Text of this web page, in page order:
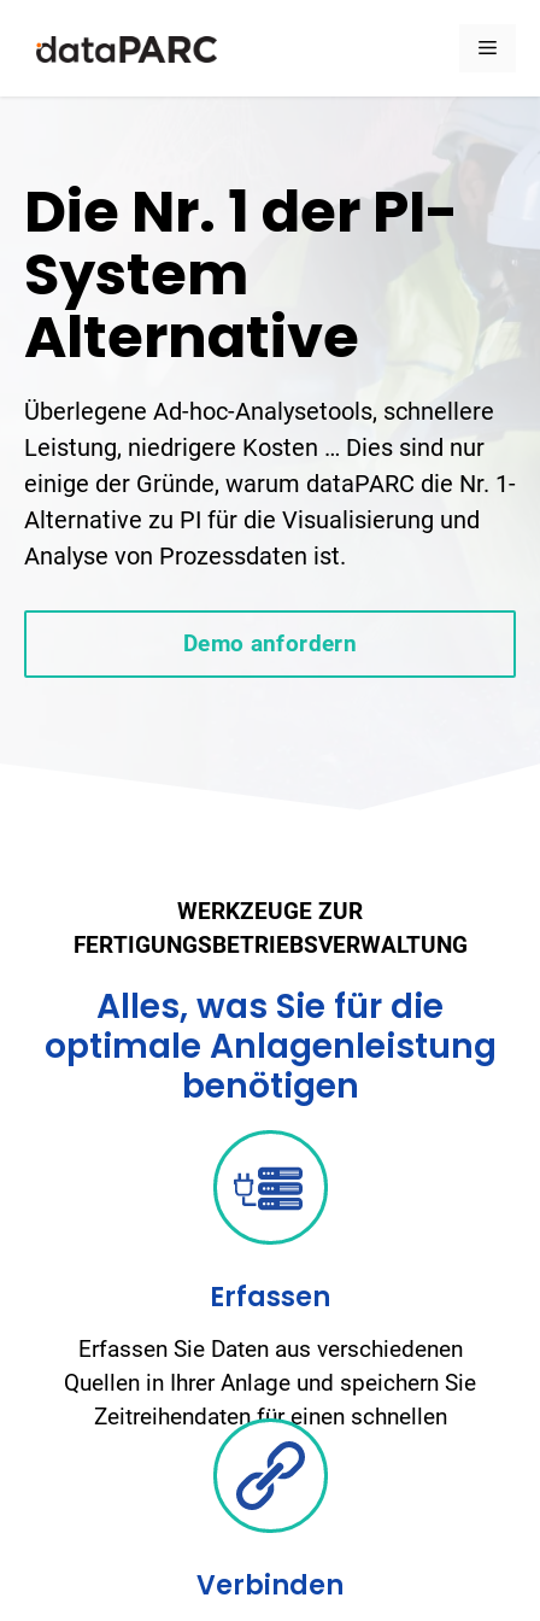
Die Nr. 1 der PI-
System
Alternative
Überlegene Ad-hoc-Analysetools, schnellere
Leistung, niedrigere Kosten … Dies sind nur
einige der Gründe, warum dataPARC die Nr. 1-
Alternative zu PI für die Visualisierung und
Analyse von Prozessdaten ist.
Demo anfordern
WERKZEUGE ZUR
FERTIGUNGSBETRIEBSVERWALTUNG
Alles, was Sie für die
optimale Anlagenleistung
benötigen
Erfassen
Erfassen Sie Daten aus verschiedenen
Quellen in Ihrer Anlage und speichern Sie
Zeitreihendaten für einen schnellen
Abruf.
Verbinden